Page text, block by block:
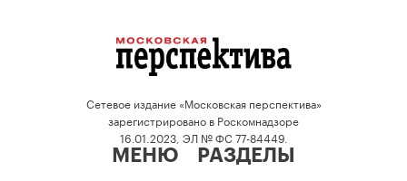
Сетевое издание «Московская перспектива»
зарегистрировано в Роскомнадзоре
16.01.2023, ЭЛ № ФС 77-84449.
МЕНЮ РАЗДЕЛЫ